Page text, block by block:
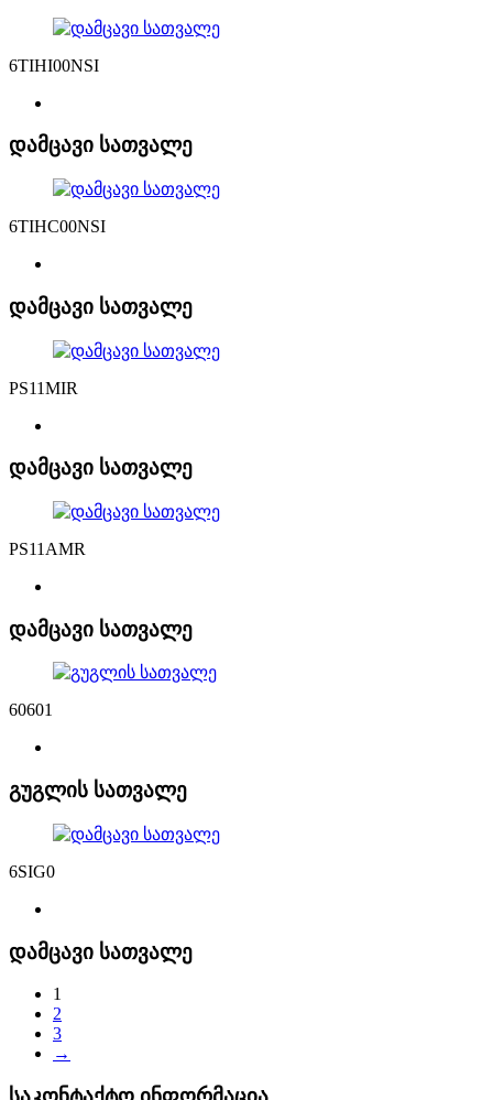
6TIHI00NSI
დამცავი სათვალე
6TIHC00NSI
დამცავი სათვალე
PS11MIR
დამცავი სათვალე
PS11AMR
დამცავი სათვალე
60601
გუგლის სათვალე
6SIG0
დამცავი სათვალე
1
2
3
→